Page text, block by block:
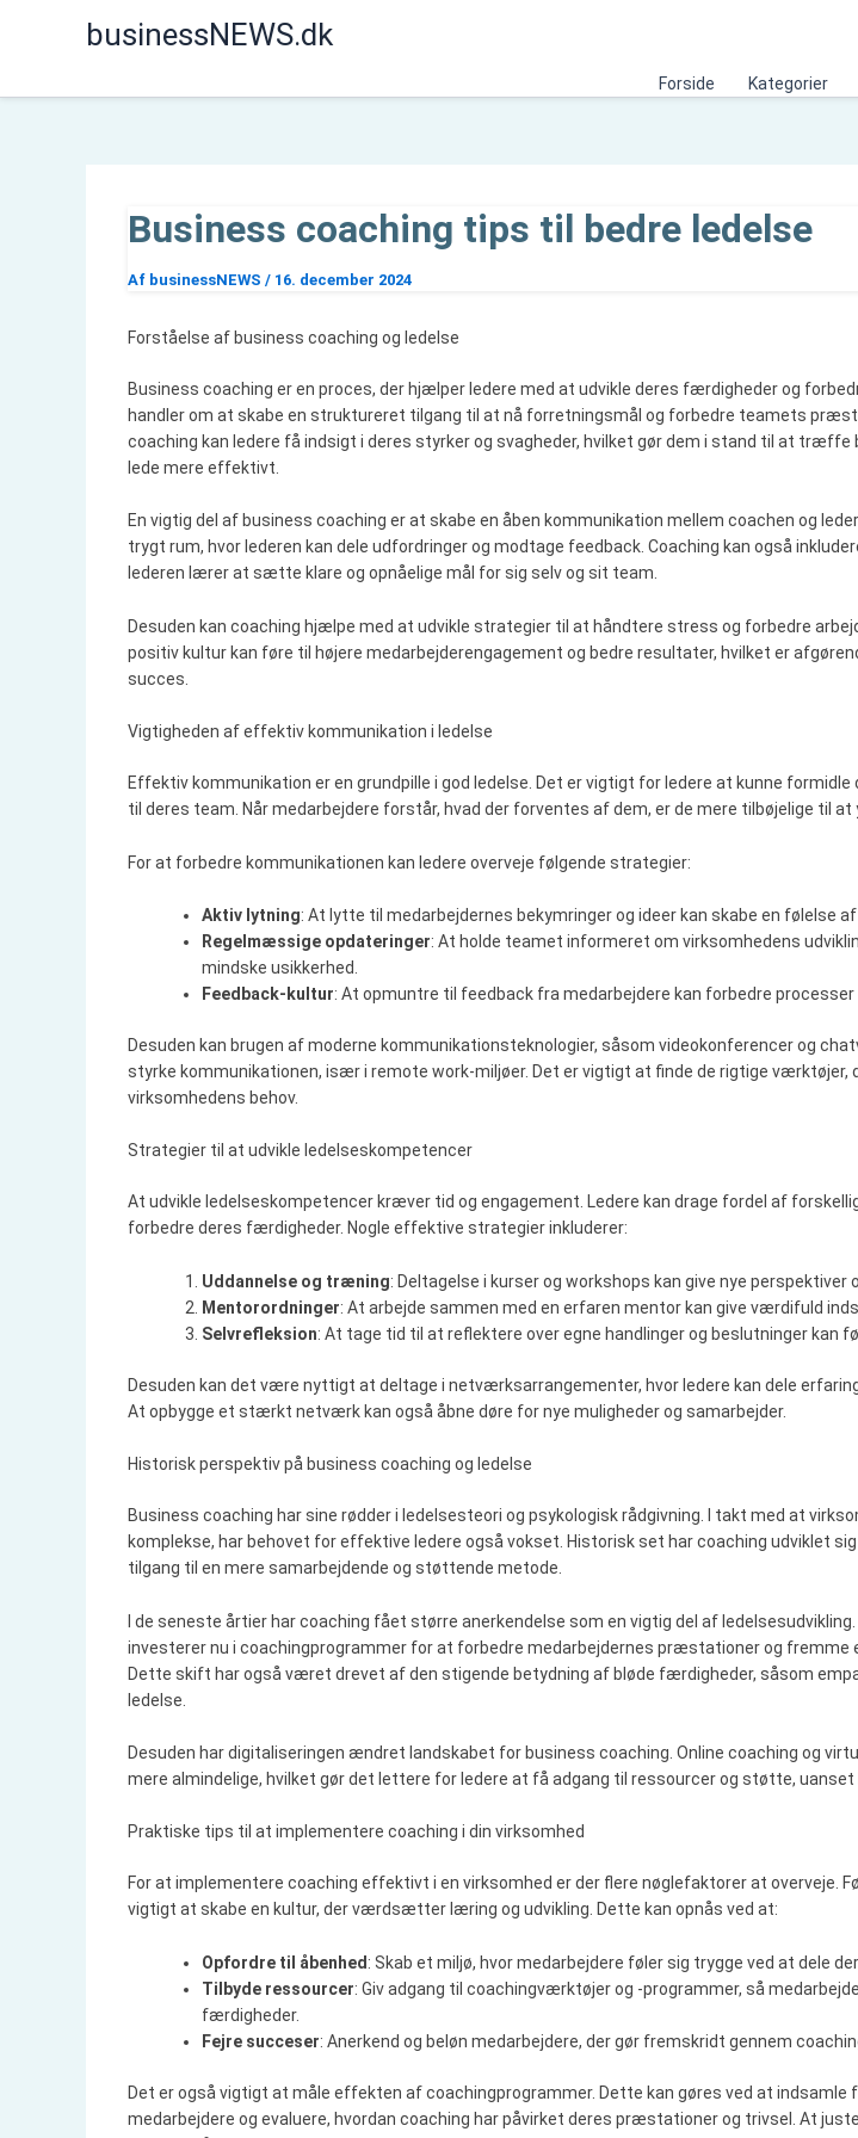
businessNEWS.dk
Forside Kategorier
Business coaching tips til bedre ledelse
Af businessNEWS / 16. december 2024
Forståelse af business coaching og ledelse
Business coaching er en proces, der hjælper ledere med at udvikle deres færdigheder og
handler om at skabe en struktureret tilgang til at nå forretningsmål og forbedre teamets
coaching kan ledere få indsigt i deres styrker og svagheder, hvilket gør dem i stand til at træffe
lede mere effektivt.
En vigtig del af business coaching er at skabe en åben kommunikation mellem coachen og
trygt rum, hvor lederen kan dele udfordringer og modtage feedback. Coaching kan også
lederen lærer at sætte klare og opnåelige mål for sig selv og sit team.
Desuden kan coaching hjælpe med at udvikle strategier til at håndtere stress og forbedre
positiv kultur kan føre til højere medarbejderengagement og bedre resultater, hvilket er
succes.
Vigtigheden af effektiv kommunikation i ledelse
Effektiv kommunikation er en grundpille i god ledelse. Det er vigtigt for ledere at kunne formidle
til deres team. Når medarbejdere forstår, hvad der forventes af dem, er de mere tilbøjelige til at
For at forbedre kommunikationen kan ledere overveje følgende strategier:
Aktiv lytning: At lytte til medarbejdernes bekymringer og ideer kan skabe en følelse
Regelmæssige opdateringer: At holde teamet informeret om virksomhedens
mindske usikkerhed.
Feedback-kultur: At opmuntre til feedback fra medarbejdere kan forbedre processer
Desuden kan brugen af moderne kommunikationsteknologier, såsom videokonferencer og
styrke kommunikationen, især i remote work-miljøer. Det er vigtigt at finde de rigtige værktøjer,
virksomhedens behov.
Strategier til at udvikle ledelseskompetencer
At udvikle ledelseskompetencer kræver tid og engagement. Ledere kan drage fordel af
forbedre deres færdigheder. Nogle effektive strategier inkluderer:
Uddannelse og træning: Deltagelse i kurser og workshops kan give nye perspektiver
Mentorordninger: At arbejde sammen med en erfaren mentor kan give værdifuld
Selvrefleksion: At tage tid til at reflektere over egne handlinger og beslutninger kan
Desuden kan det være nyttigt at deltage i netværksarrangementer, hvor ledere kan dele
At opbygge et stærkt netværk kan også åbne døre for nye muligheder og samarbejder.
Historisk perspektiv på business coaching og ledelse
Business coaching har sine rødder i ledelsesteori og psykologisk rådgivning. I takt med at
komplekse, har behovet for effektive ledere også vokset. Historisk set har coaching udviklet
tilgang til en mere samarbejdende og støttende metode.
I de seneste årtier har coaching fået større anerkendelse som en vigtig del af
investerer nu i coachingprogrammer for at forbedre medarbejdernes præstationer og fremme
Dette skift har også været drevet af den stigende betydning af bløde færdigheder, såsom
ledelse.
Desuden har digitaliseringen ændret landskabet for business coaching. Online coaching og
mere almindelige, hvilket gør det lettere for ledere at få adgang til ressourcer og støtte, uanset
Praktiske tips til at implementere coaching i din virksomhed
For at implementere coaching effektivt i en virksomhed er der flere nøglefaktorer at overveje.
vigtigt at skabe en kultur, der værdsætter læring og udvikling. Dette kan opnås ved at:
Opfordre til åbenhed : Skab et miljø, hvor medarbejdere føler sig trygge ved at dele
Tilbyde ressourcer: Giv adgang til coachingværktøjer og -programmer, så
færdigheder.
Fejre succeser: Anerkend og beløn medarbejdere, der gør fremskridt gennem
Det er også vigtigt at måle effekten af coachingprogrammer. Dette kan gøres ved at indsamle
medarbejdere og evaluere, hvordan coaching har påvirket deres præstationer og trivsel. At